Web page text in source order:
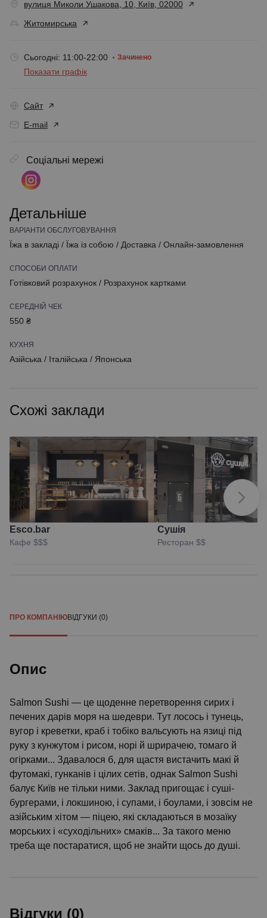
вулиця Миколи Ушакова, 10, Київ, 02000
Житомирська
Сьогодні: 11:00-22:00 Зачинено
Показати графік
Сайт
E-mail
Соціальні мережі
Детальніше
ВАРІАНТИ ОБСЛУГОВУВАННЯ
Їжа в закладі / Їжа із собою / Доставка / Онлайн-замовлення
СПОСОБИ ОПЛАТИ
Готівковий розрахунок / Розрахунок картками
СЕРЕДНІЙ ЧЕК
550 ₴
КУХНЯ
Азійська / Італійська / Японська
Схожі заклади
Esco.bar
Кафе $$$
Сушія
Ресторан $$
ПРО КОМПАНІЮВІДГУКИ (0)
Опис
Salmon Sushi — це щоденне перетворення сирих і
печених дарів моря на шедеври. Тут лосось і тунець,
вугор і креветки, краб і тобіко вальсують на язиці під
руку з кунжутом і рисом, норі й шрирачею, томаго й
огірками... Здавалося б, для щастя вистачить макі й
футомакі, гунканів і цілих сетів, однак Salmon Sushi
балує Київ не тільки ними. Заклад пригощає і суші-
бургерами, і локшиною, і супами, і боулами, і зовсім не
азійським хітом — піцею, які складаються в мозаїку
морських і «суходільних» смаків... За такого меню
треба ще постаратися, щоб не знайти щось до душі.
Відгуки (0)